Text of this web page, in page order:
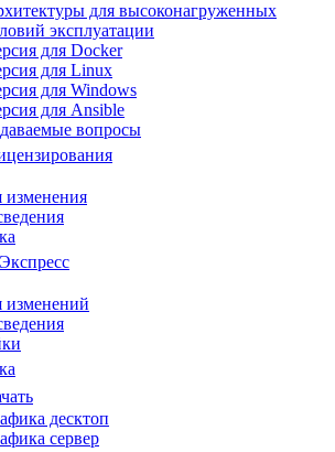
для высоконагруженных
эксплуатации
для Docker
для Linux
для Windows
для Ansible
вопросы
изменения
изменений
десктоп
сервер